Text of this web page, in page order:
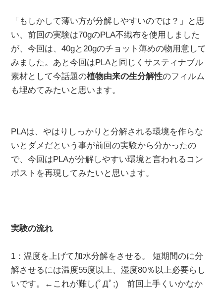
「もしかして薄い方が分解しやすいのでは？」と思
い、前回の実験は70gのPLA不織布を使用しました
が、今回は、40gと20gのチョット薄めの物用意して
みました。あと今回はPLAと同じくサスティナブル
素材として今話題の植物由来の生分解性のフィルム
も埋めてみたいと思います。
PLAは、やはりしっかりと分解される環境を作らな
いとダメだという事が前回の実験から分かったの
で、今回はPLAが分解しやすい環境と言われるコン
ポストを再現してみたいと思います。
実験の流れ
1：温度を上げて加水分解をさせる。 短期間のに分
解させるには温度55度以上、湿度80％以上必要らし
いです。←これが難し(ﾟДﾟ;) 前回上手くいかなか